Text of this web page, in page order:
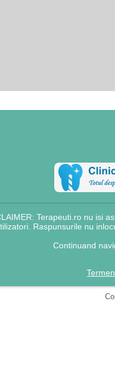
Terapeuti.ro nu isi
Raspunsurile nu
Continuand